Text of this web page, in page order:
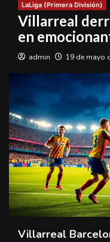
LaLiga (Primera División)
Villarreal
en
admin 19 de mayo
Villarreal